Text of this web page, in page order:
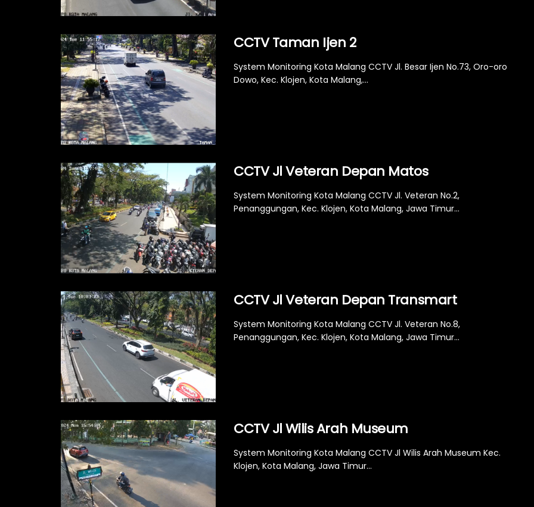
CCTV Taman Ijen 2
System Monitoring Kota Malang CCTV Jl. Besar Ijen No.73, Oro-oro
Dowo, Kec. Klojen, Kota Malang,...
CCTV Jl Veteran Depan Matos
System Monitoring Kota Malang CCTV Jl. Veteran No.2,
Penanggungan, Kec. Klojen, Kota Malang, Jawa Timur...
CCTV Jl Veteran Depan Transmart
System Monitoring Kota Malang CCTV Jl. Veteran No.8,
Penanggungan, Kec. Klojen, Kota Malang, Jawa Timur...
CCTV Jl Wilis Arah Museum
System Monitoring Kota Malang CCTV Jl Wilis Arah Museum Kec.
Klojen, Kota Malang, Jawa Timur...